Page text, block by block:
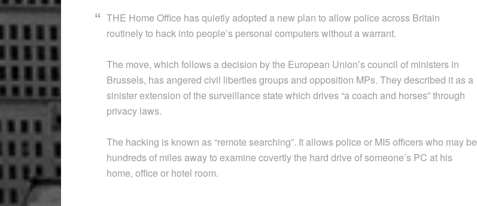
THE Home Office has quietly adopted a new plan to allow police across Britain
routinely to hack into people’s personal computers without a warrant.
The move, which follows a decision by the European Union’s council of ministers in
Brussels, has angered civil liberties groups and opposition MPs. They described it as a
sinister extension of the surveillance state which drives “a coach and horses” through
privacy laws.
The hacking is known as “remote searching”. It allows police or MI5 officers who may be
hundreds of miles away to examine covertly the hard drive of someone’s PC at his
home, office or hotel room.